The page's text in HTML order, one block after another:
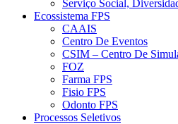
Serviço Social,
Ecossistema FPS
CAAIS
Centro De Eventos
CSIM – Centro De
FOZ
Farma FPS
Fisio FPS
Odonto FPS
Processos Seletivos